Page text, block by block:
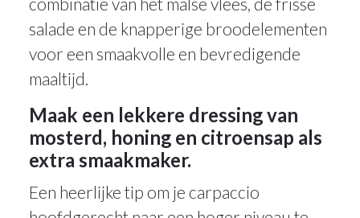
salade en de knapperige broodelementen
voor een smaakvolle en bevredigende
maaltijd.
Maak een lekkere dressing van
mosterd, honing en citroensap als
extra smaakmaker.
Een heerlijke tip om je carpaccio